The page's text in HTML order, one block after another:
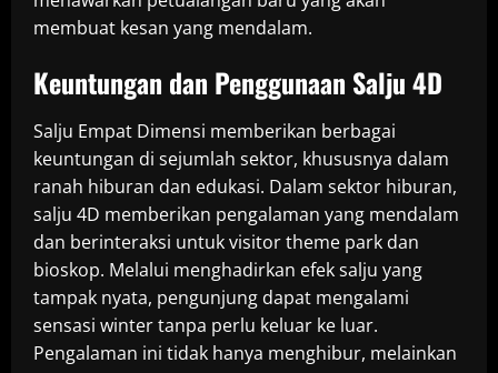
membuat kesan yang mendalam.
Keuntungan dan Penggunaan Salju 4D
Salju Empat Dimensi memberikan berbagai
keuntungan di sejumlah sektor, khususnya dalam
ranah hiburan dan edukasi. Dalam sektor hiburan,
salju 4D memberikan pengalaman yang mendalam
dan berinteraksi untuk visitor theme park dan
bioskop. Melalui menghadirkan efek salju yang
tampak nyata, pengunjung dapat mengalami
sensasi winter tanpa perlu keluar ke luar.
Pengalaman ini tidak hanya menghibur, melainkan